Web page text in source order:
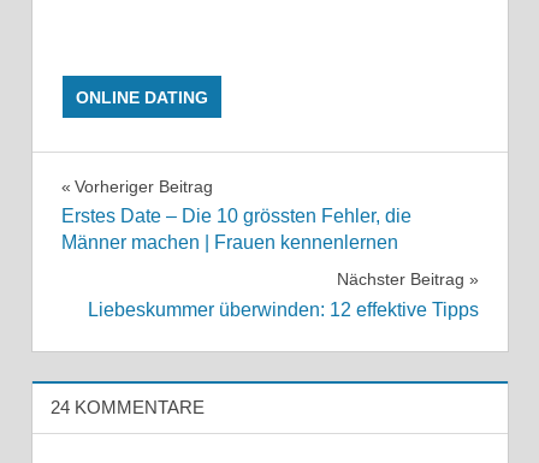
ONLINE DATING
MÄNNLICHKEIT
STÄRKEN
ONINE DATING
ERFAHRUNGEN
DATING
ONLINE
Beitragsnavigation
Vorheriger Beitrag
Erstes Date – Die 10 grössten Fehler, die
Männer machen | Frauen kennenlernen
Nächster Beitrag
Liebeskummer überwinden: 12 effektive Tipps
24 KOMMENTARE